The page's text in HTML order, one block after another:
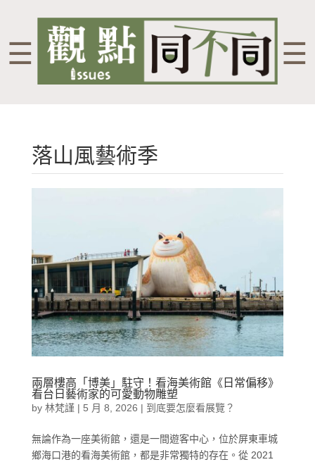
☰ ☰
落山風藝術季
兩層樓高「博美」駐守！看海美術館《日常偏移》
看台日藝術家的可愛動物雕塑
by 林梵謹| 5 月 8, 2026 | 到底要怎麼看展覽？
無論作為一座美術館，還是一間遊客中心，位於屏東車城
鄉海口港的看海美術館，都是非常獨特的存在。從 2021